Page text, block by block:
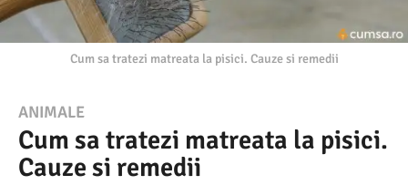
Cum sa tratezi matreata la pisici. Cauze si remedii
2
3
.
ANIMALE
Cum sa tratezi matreata la pisici.
Cauze si remedii